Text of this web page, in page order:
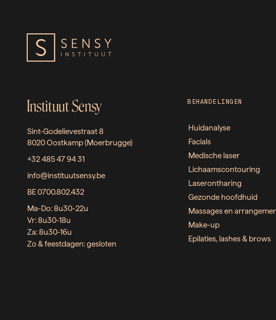
Instituut Sensy
Sint-Godelievestraat 8
8020 Oostkamp (Moerbrugge)
+32 485 47 94 31
info@instituutsensy.be
BE 0700.802.432
Ma-Do: 8u30-22u
Vr: 8u30-18u
Za: 8u30-16u
Zo & feestdagen: gesloten
BEHANDELINGEN
Huidanalyse
Facials
Medische laser
Lichaamscontouring
Laserontharing
Gezonde hoofdhuid
Massages en
Make-up
Epilaties, lashes & brows